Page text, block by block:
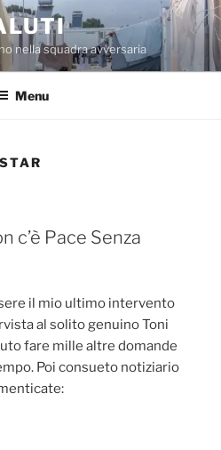
nella squadra avversaria
Menu
c’è Pace Senza
il mio ultimo intervento
al solito genuino Toni
fare mille altre domande
Poi consueto notiziario